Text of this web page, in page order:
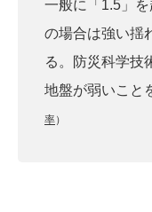
一般に「1.5」
の場合は強い揺
る。防災科学技
地盤が弱いこと
率）